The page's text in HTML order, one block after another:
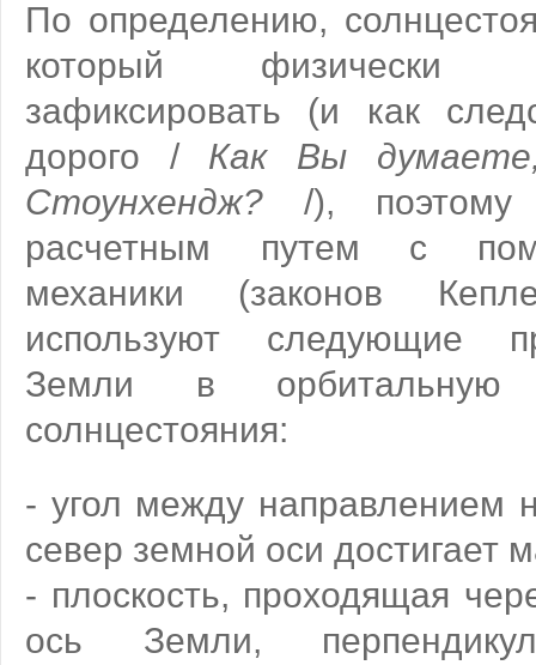
По определению,
который физически
зафиксировать (и как
дорого / Как Вы
Стоунхендж? /), поэтому
расчетным путем с
механики (законов
используют следующие
Земли в орбитальную
солнцестояния:
- угол между направлением
север земной оси достигает
- плоскость, проходящая
ось Земли,